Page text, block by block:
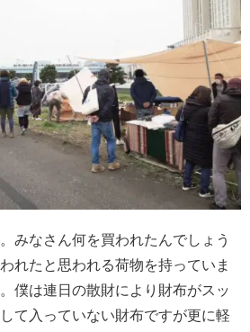
みなさん何を買われたんでしょう
れたと思われる荷物を持っていま
僕は連日の散財により財布がスッ
て入っていない財布ですが更に軽